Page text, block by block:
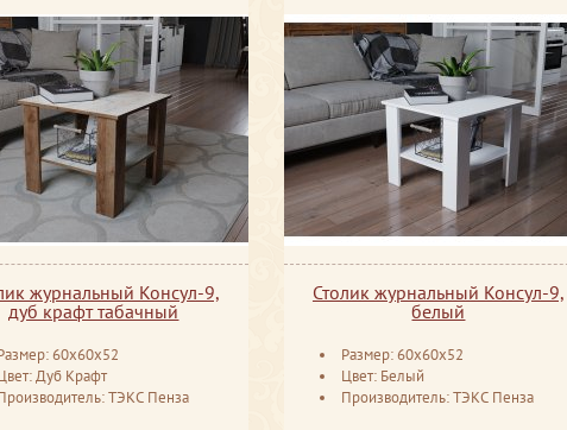
журнальный Консул-9,
дуб крафт табачный
60x60x52
Дуб Крафт
ТЭКС Пенза
Столик журнальный Консул-9,
белый
Размер: 60x60x52
Цвет: Белый
Производитель: ТЭКС Пенза